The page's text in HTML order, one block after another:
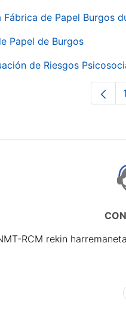
de Papel Burgos
Papel de Burgos
de Riesgos
1
RCM rekin